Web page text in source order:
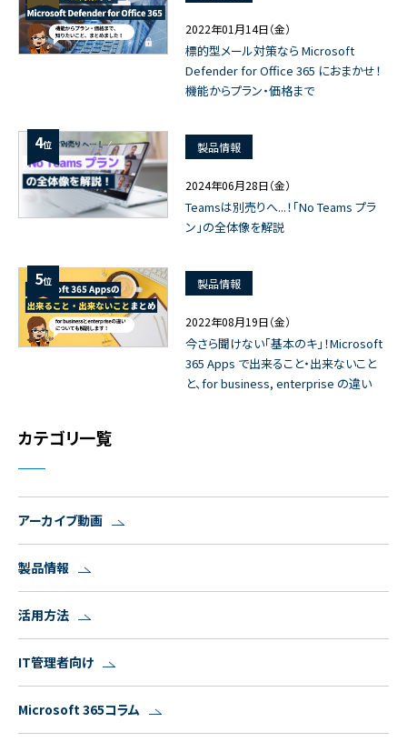
2022年01月14日（金）
標的型メール対策なら Microsoft
Defender for Office 365 におまかせ！
機能からプラン・価格まで
4位 製品情報
2024年06月28日（金）
Teamsは別売りへ...！「No Teams プラ
ン」の全体像を解説
5位 製品情報
2022年08月19日（金）
今さら聞けない「基本のキ」！Microsoft
365 Apps で出来ること・出来ないこと
と、for business, enterprise の違い
カテゴリ一覧
アーカイブ動画
製品情報
活用方法
IT管理者向け
Microsoft 365コラム